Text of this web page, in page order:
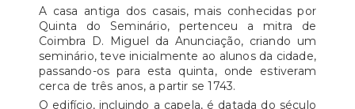
A casa antiga dos casais, mais conhecidas por
Quinta do Seminário, pertenceu a mitra de
Coimbra D. Miguel da Anunciação, criando um
seminário, teve inicialmente ao alunos da cidade,
passando-os para esta quinta, onde estiveram
cerca de três anos, a partir se 1743.
O edifício, incluindo a capela, é datada do século